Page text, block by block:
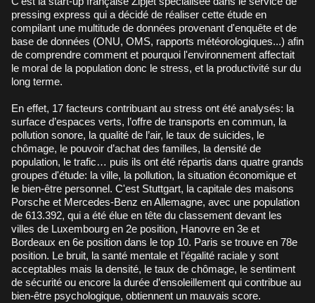
pressing express qui a décidé de réaliser cette étude en
compilant une multitude de données provenant d'enquête et de
base de données (ONU, OMS, rapports météorologiques...) afin
de comprendre comment et pourquoi l'environnement affectait
le moral de la population donc le stress, et la productivité sur du
long terme.
En effet, 17 facteurs contribuant au stress ont été analysés: la
surface d’espaces verts, l’offre de transports en commun, la
pollution sonore, la qualité de l’air, le taux de suicides, le
chômage, le pouvoir d’achat des familles, la densité de
population, le trafic… puis ils ont été répartis dans quatre grands
groupes d'étude: la ville, la pollution, la situation économique et
le bien-être personnel. C'est Stuttgart, la capitale des maisons
Porsche et Mercedes-Benz en Allemagne, avec une population
de 613.392, qui a été élue en tête du classement devant les
villes de Luxembourg en 2e position, Hanovre en 3e et
Bordeaux en 6e position dans le top 10. Paris se trouve en 78e
position. Le bruit, la santé mentale et l’égalité raciale y sont
acceptables mais la densité, le taux de chômage, le sentiment
de sécurité ou encore la durée d’ensoleillement qui contribue au
bien-être psychologique, obtiennent un mauvais score.